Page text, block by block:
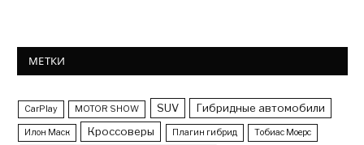
МЕТКИ
CarPlay MOTOR SHOW SUV Гибридные автомобили
Илон Маск Кроссоверы Плагин гибрид Тобиас Моерс